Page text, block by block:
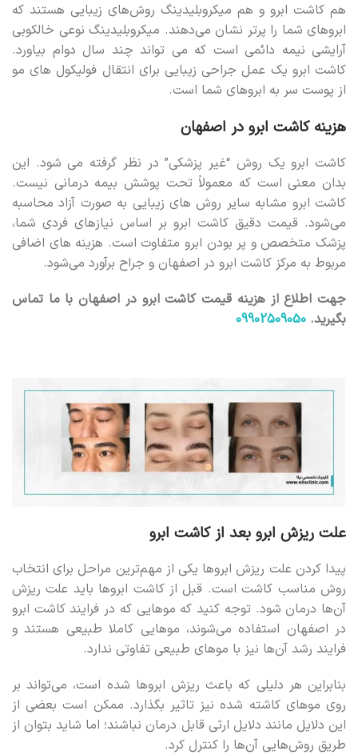
هم کاشت ابرو و هم میکروبلیدینگ روش‌های زیبایی هستند که
ابروهای شما را پرتر نشان می‌دهند. میکروبلیدینگ نوعی خالکوبی
آرایشی نیمه دائمی است که می تواند چند سال دوام بیاورد.
کاشت ابرو یک عمل جراحی زیبایی برای انتقال فولیکول های مو
از پوست سر به ابروهای شما است.
هزینه کاشت ابرو در اصفهان
کاشت ابرو یک روش “غیر پزشکی” در نظر گرفته می شود. این
بدان معنی است که معمولاً تحت پوشش بیمه درمانی نیست.
کاشت ابرو مشابه سایر روش های زیبایی به صورت آزاد محاسبه
می‌شود. قیمت دقیق کاشت ابرو بر اساس نیازهای فردی شما،
پزشک متخصص و پر بودن ابرو متفاوت است. هزینه های اضافی
مربوط به مرکز کاشت ابرو در اصفهان و جراح برآورد می‌شود.
جهت اطلاع از هزینه قیمت کاشت ابرو در اصفهان با ما تماس
بگیرید. 09902509050
علت ریزش ابرو بعد از کاشت ابرو
پیدا کردن علت ریزش ابروها یکی از مهم‌ترین مراحل برای انتخاب
روش مناسب کاشت است. قبل از کاشت ابروها باید علت ریزش
آن‌ها درمان شود. توجه کنید که موهایی که در فرایند کاشت ابرو
در اصفهان استفاده می‌شوند، موهایی کاملا طبیعی هستند و
فرایند رشد آن‌ها نیز با موهای طبیعی تفاوتی ندارد.
بنابراین هر دلیلی که باعث ریزش ابروها شده است، می‌تواند بر
روی موهای کاشته شده نیز تاثیر بگذارد. ممکن است بعضی از
این دلایل مانند دلایل ارثی قابل درمان نباشند؛ اما شاید بتوان از
طریق روش‌هایی آن‌ها را کنترل کرد.